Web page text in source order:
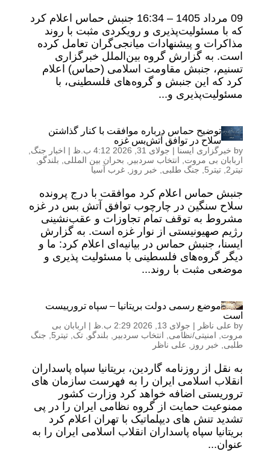
09 مرداد 1405 – 16:34 جنبش حماس اعلام کرد
که با مسئولیت‌پذیری و رویکردی مثبت با روند
مذاکرات و پیشنهادات میانجی‌گران تعامل کرده
است. به گزارش گروه بین‌الملل خبرگزاری
تسنیم، جنبش مقاومت اسلامی (حماس) اعلام
کرد که این جنبش و گروه‌های فلسطینی، با
مسئولیت‌پذیری و...
توضیح حماس درباره موافقت با کنار گذاشتن
سلاح‌ در توافق آتش‌بس غزه
by خبرگزاری ایسنا | جولای 31, 2026 4:12 ب.ظ | اخبار جنگ
اربابان بی مروت
انتخاب سردبیر بحران بین المللی بلندگو
تیتر2
تیتر5 جنگ طلبی خبر روز غرب آسیا
جنبش حماس اعلام کرد موافقت با درج پرونده
سلاح سنگین در چارچوب توافق آتش بس در غزه
مشروط به توقف تمام تجاوزات و عقب‌نشینی
رژیم صهیونیستی از نوار غزه است. به گزارش
ایسنا، جنبش حماس در بیانیه‌ای اعلام کرد: ما و
دیگر گروه‌های فلسطینی با مسئولیت پذیری و
موضعی مثبت با روند...
موضع رسمی دولت بریتانیا – سپاه ترورییست
است
by علی ناظر | جولای 13, 2026 2:29 ب.ظ | اربابان بی
مروت
امنیتی/نظامی انتخاب سردبیر بلندگو تک تیتر5
جنگ
طلبی
خبر روز علی ناظر
به نقل از روزنامه گاردین، بریتانیا سپاه پاسداران
انقلاب اسلامی ایران را به فهرست سازمان های
تروریستی اضافه خواهد کرد وزارت کشور
ممنوعیت حمایت از گروه نظامی ایران را در پی
تشدید تنش های دیپلماتیک با تهران اعلام کرد
بریتانیا سپاه پاسداران انقلاب اسلامی ایران را به
عنوان...